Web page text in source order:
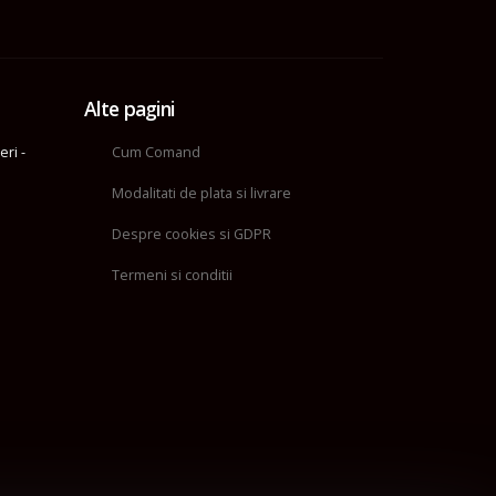
-
Alte pagini
Cum Comand
Modalitati de plata si livrare
Despre cookies si GDPR
Termeni si conditii